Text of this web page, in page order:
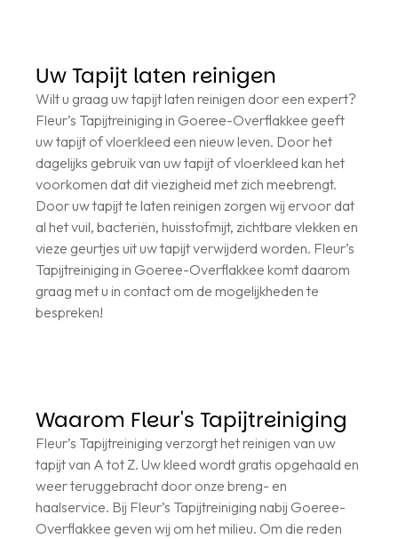
Uw Tapijt laten reinigen
Wilt u graag uw tapijt laten reinigen door een expert?
Fleur’s Tapijtreiniging in Goeree-Overflakkee geeft
uw tapijt of vloerkleed een nieuw leven. Door het
dagelijks gebruik van uw tapijt of vloerkleed kan het
voorkomen dat dit viezigheid met zich meebrengt.
Door uw tapijt te laten reinigen zorgen wij ervoor dat
al het vuil, bacteriën, huisstofmijt, zichtbare vlekken en
vieze geurtjes uit uw tapijt verwijderd worden. Fleur’s
Tapijtreiniging in Goeree-Overflakkee komt daarom
graag met u in contact om de mogelijkheden te
bespreken!
Waarom Fleur's Tapijtreiniging
Fleur’s Tapijtreiniging verzorgt het reinigen van uw
tapijt van A tot Z. Uw kleed wordt gratis opgehaald en
weer teruggebracht door onze breng- en
haalservice. Bij Fleur’s Tapijtreiniging nabij Goeree-
Overflakkee geven wij om het milieu. Om die reden